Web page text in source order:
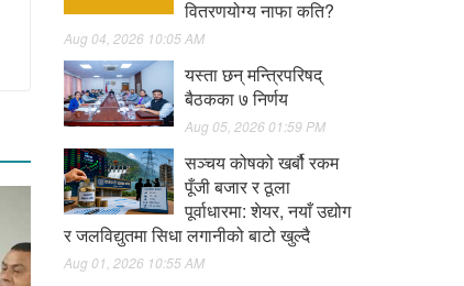
वितरणयोग्य नाफा कति?
Aug 04, 2026 10:05 AM
यस्ता छन् मन्त्रिपरिषद्
बैठकका ७ निर्णय
Aug 05, 2026 01:59 PM
सञ्चय कोषको खर्बौ रकम
पूँजी बजार र ठूला
पूर्वाधारमा: शेयर, नयाँ उद्योग
र जलविद्युतमा सिधा लगानीको बाटो खुल्दै
Aug 01, 2026 10:55 AM